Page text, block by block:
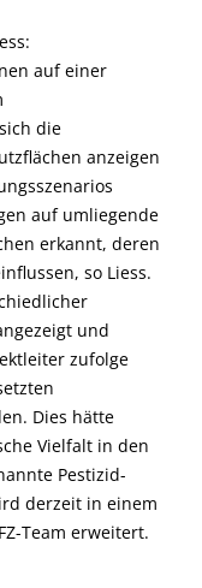
auf einer
die
anzeigen
auf umliegende
erkannt, deren
so Liess.
und
zufolge
Dies hätte
Vielfalt in den
Pestizid-
derzeit in einem
Team erweitert.